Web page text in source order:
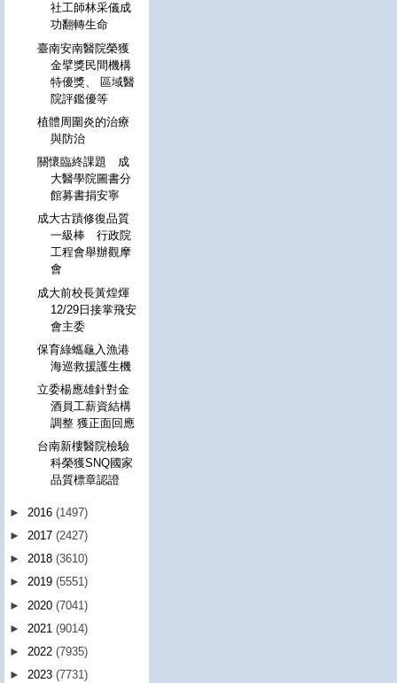
社工師林采儀成
功翻轉生命
臺南安南醫院榮獲
金擘獎民間機構
特優獎、 區域醫
院評鑑優等
植體周圍炎的治療
與防治
關懷臨終課題 成
大醫學院圖書分
館募書捐安寧
成大古蹟修復品質
一級棒 行政院
工程會舉辦觀摩
會
成大前校長黃煌煇
12/29日接掌飛安
會主委
保育綠蠵龜入漁港
海巡救援護生機
立委楊應雄針對金
酒員工薪資結構
調整 獲正面回應
台南新樓醫院檢驗
科榮獲SNQ國家
品質標章認證
► 2016 (1497)
► 2017 (2427)
► 2018 (3610)
► 2019 (5551)
► 2020 (7041)
► 2021 (9014)
► 2022 (7935)
► 2023 (7731)